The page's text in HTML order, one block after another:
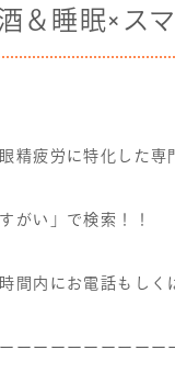
＆睡眠×ス
精疲労に特化した専
がい」で検索！！
間内にお電話もしく
ーーーーーーーー